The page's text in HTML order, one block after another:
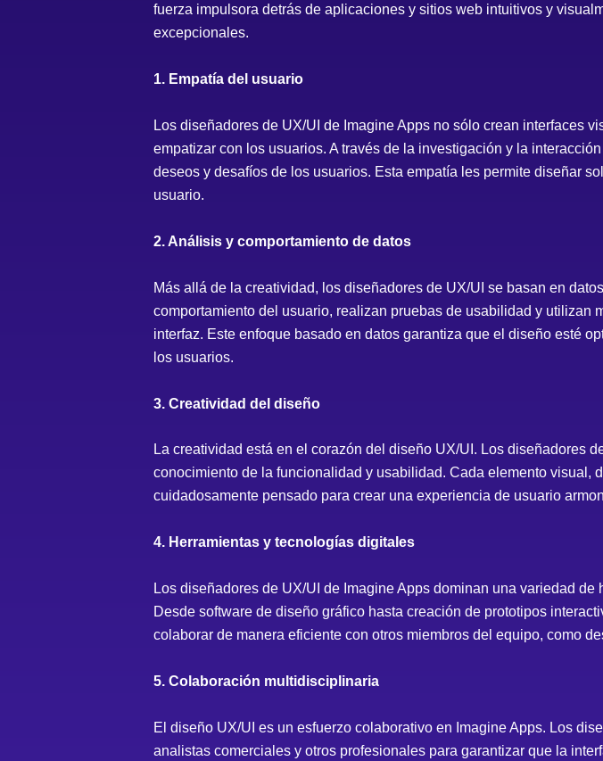
fuerza impulsora detrás de aplicaciones y sitios web intuitivos y
excepcionales.
1. Empatía del usuario
Los diseñadores de UX/UI de Imagine Apps no sólo crean interfaces
empatizar con los usuarios. A través de la investigación y la
deseos y desafíos de los usuarios. Esta empatía les permite diseñar
usuario.
2. Análisis y comportamiento de datos
Más allá de la creatividad, los diseñadores de UX/UI se basan en
comportamiento del usuario, realizan pruebas de usabilidad y utilizan
interfaz. Este enfoque basado en datos garantiza que el diseño esté
los usuarios.
3. Creatividad del diseño
La creatividad está en el corazón del diseño UX/UI. Los diseñadores
conocimiento de la funcionalidad y usabilidad. Cada elemento visual,
cuidadosamente pensado para crear una experiencia de usuario
4. Herramientas y tecnologías digitales
Los diseñadores de UX/UI de Imagine Apps dominan una variedad
Desde software de diseño gráfico hasta creación de prototipos
colaborar de manera eficiente con otros miembros del equipo, como
5. Colaboración multidisciplinaria
El diseño UX/UI es un esfuerzo colaborativo en Imagine Apps. Los
analistas comerciales y otros profesionales para garantizar que la